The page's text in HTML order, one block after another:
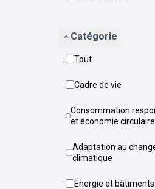
Catégorie
Tout
Cadre de vie
Consommation responsable
et économie circulaire
Adaptation au changement
climatique
Énergie et bâtiments